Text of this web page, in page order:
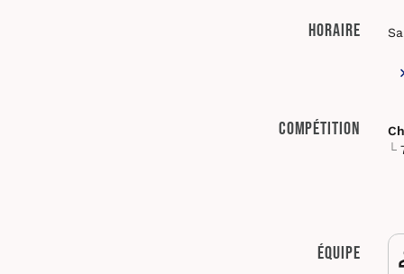
Horaire
Compétition
Équipe